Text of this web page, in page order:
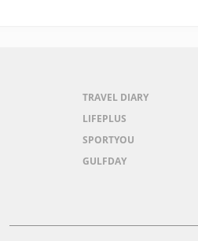
TRAVEL DIARY
LIFEPLUS
SPORTYOU
GULFDAY